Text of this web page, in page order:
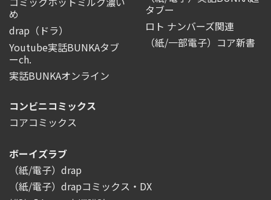
め
drap（ドラ）
Youtube実話BUNKAタブ
ーch.
実話BUNKAオンライン
タブー
ロト ナンバーズ関連
（紙/一部電子）コア新書
コンビニコミックス
コアコミックス
ボーイズラブ
（紙/電子）drap
（紙/電子）drapコミックス・DX